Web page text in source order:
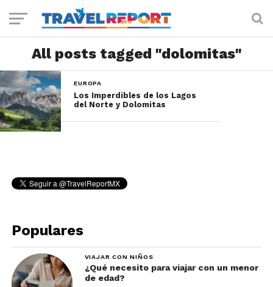
All posts tagged "dolomitas"
EUROPA
Los Imperdibles de los Lagos
del Norte y Dolomitas
Populares
VIAJAR CON NIÑOS
¿Qué necesito para viajar con un menor
de edad?